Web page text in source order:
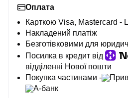
Оплата
Карткою Visa, Mastercard -
Накладений платіж
Безготівковими для
Посилка в кредит від
відділенні Нової пошти
Покупка частинами -
А-банк